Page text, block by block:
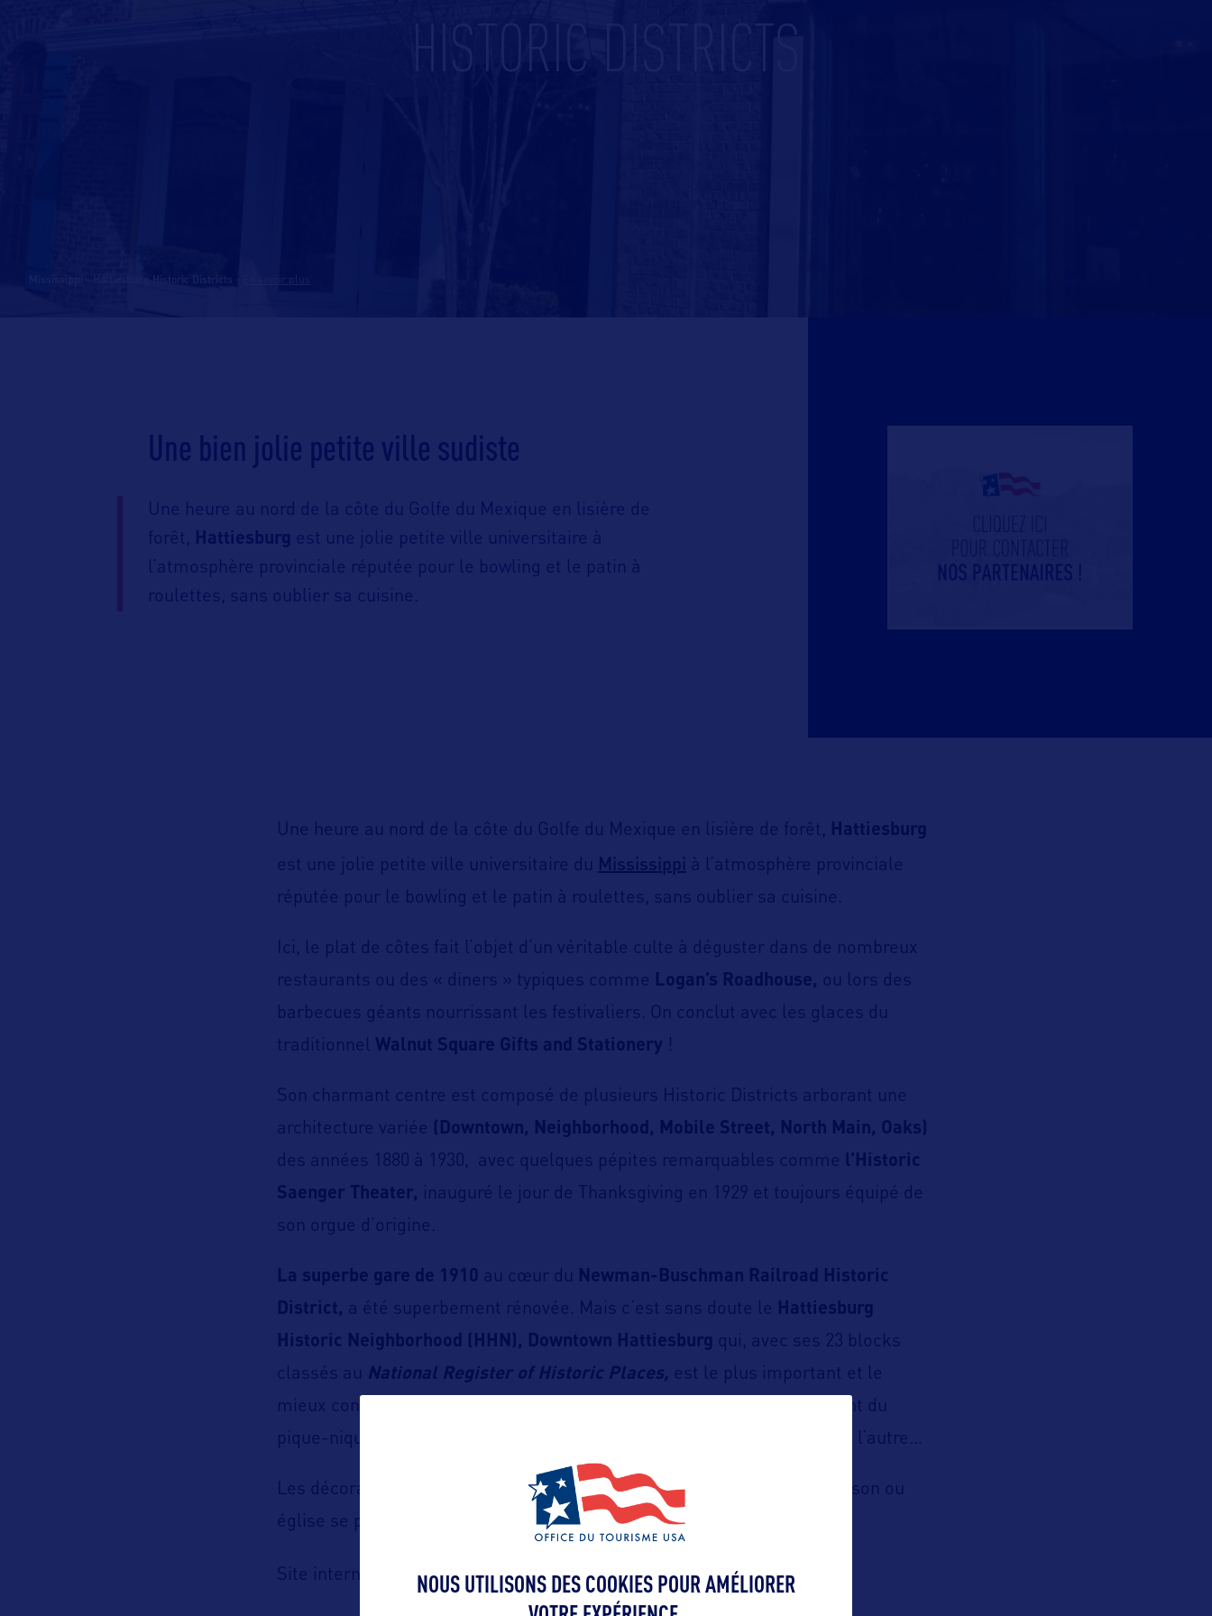
HISTORIC DISTRICTS
Mississippi - Hattiesburg Historic Districts
Une bien jolie petite ville sudiste
Une heure au nord de la côte du Golfe du Mexique en lisière de
forêt, Hattiesburg est une jolie petite ville universitaire à
l’atmosphère provinciale réputée pour le bowling et le patin à
roulettes, sans oublier sa cuisine.
Une heure au nord de la côte du Golfe du Mexique en lisière de forêt, Hattiesburg
est une jolie petite ville universitaire du Mississippi à l’atmosphère provinciale
réputée pour le bowling et le patin à roulettes, sans oublier sa cuisine.
Ici, le plat de côtes fait l’objet d’un véritable culte à déguster dans de nombreux
restaurants ou des « diners » typiques comme Logan’s Roadhouse, ou lors des
barbecues géants nourrissant les festivaliers. On conclut avec les glaces du
traditionnel Walnut Square Gifts and Stationery !
Son charmant centre est composé de plusieurs Historic Districts arborant une
architecture variée
(Downtown, Neighborhood, Mobile Street, North Main, Oaks)
des années 1880 à 1930, avec quelques pépites remarquables comme l’Historic
Saenger Theater, inauguré le jour de Thanksgiving en 1929 et toujours équipé de
son orgue d’origine.
La superbe gare de 1910 au cœur du Newman-Buschman Railroad Historic
District, a été superbement rénovée. Mais c’est sans doute le Hattiesburg
Historic Neighborhood (HHN), Downtown Hattiesburg qui, avec ses 23 blocks
classés au National Register of Historic Places, est le plus important et le
mieux conservé, animé régulièrement par diverses manifestations allant du
pique-nique au rassemblement politique, l’un n’allant souvent pas sans l’autre…
Les décorations de Noël en font une véritable bonbonnière, chaque maison ou
église se parant de guirlandes illuminées.
Site internet : https://www.visithburg.org/
NOUS UTILISONS DES COOKIES POUR AMÉLIORER